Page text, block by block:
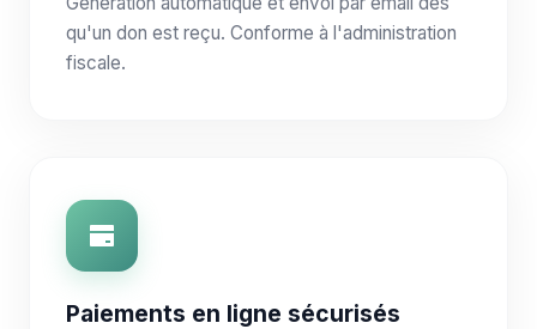
qu'un don est reçu. Conforme à l'administration
fiscale.
Paiements en ligne sécurisés